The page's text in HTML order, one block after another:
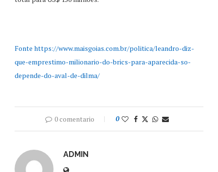
Fonte https://www.maisgoias.com.br/politica/leandro-diz-
que-emprestimo-milionario-do-brics-para-aparecida-so-
depende-do-aval-de-dilma/
0 comentario 0
ADMIN